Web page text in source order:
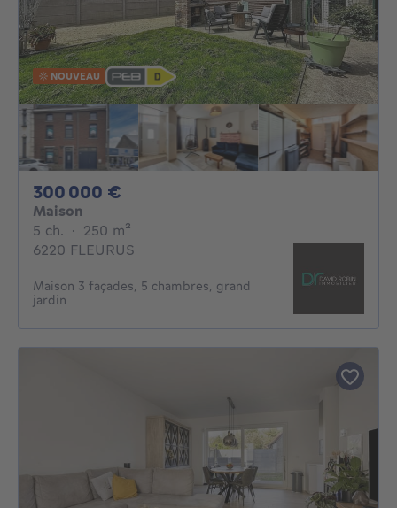
NOUVEAU
300 000 €
Maison
5 ch. 5 chambres
· 250 m²
6220 FLEURUS
Maison 3 façades, 5 chambres, grand
jardin